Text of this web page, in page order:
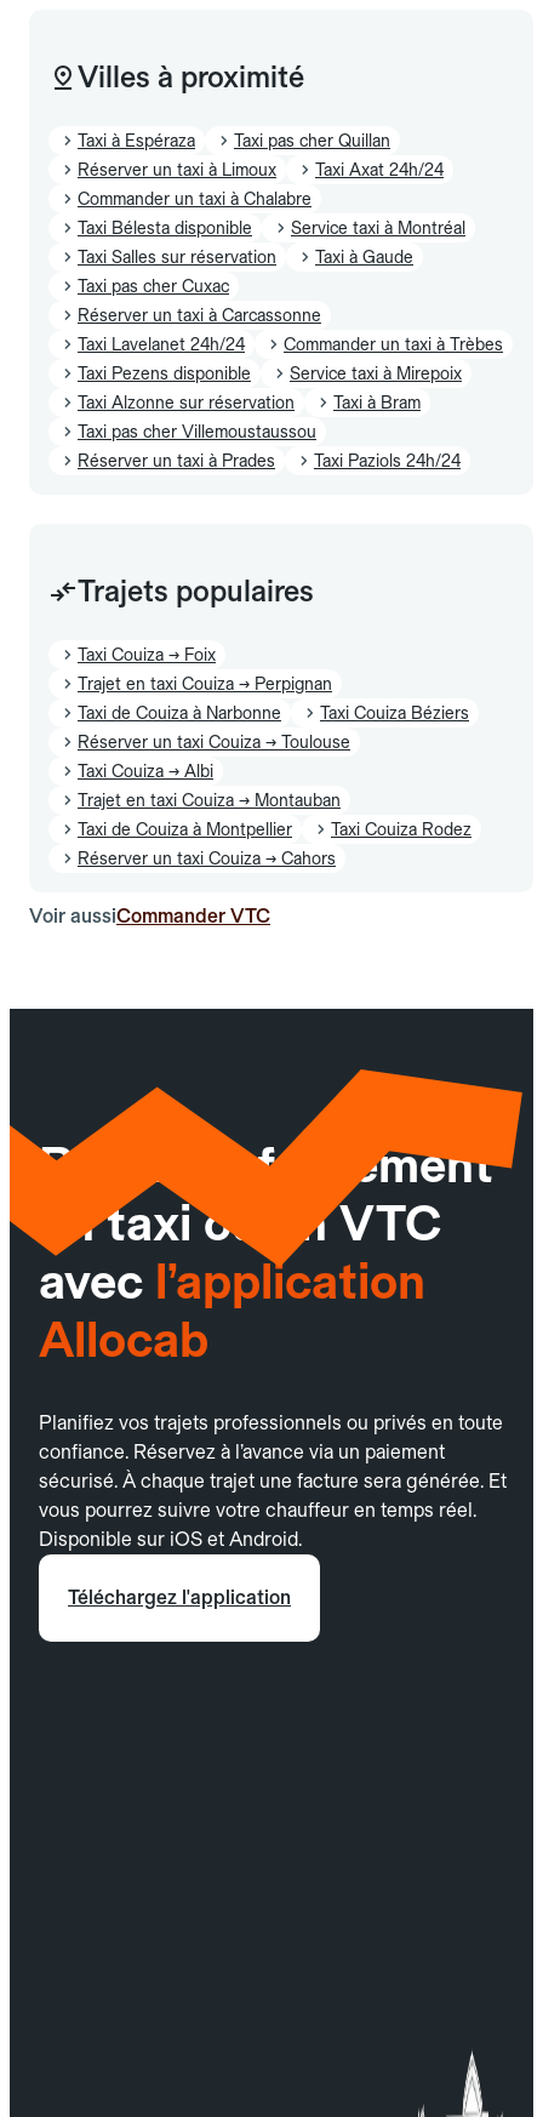
Villes à proximité
Taxi à Espéraza
Taxi pas cher Quillan
Réserver un taxi à Limoux
Taxi Axat 24h/24
Commander un taxi à Chalabre
Taxi Bélesta disponible
Service taxi à Montréal
Taxi Salles sur réservation
Taxi à Gaude
Taxi pas cher Cuxac
Réserver un taxi à Carcassonne
Taxi Lavelanet 24h/24
Commander un taxi à Trèbes
Taxi Pezens disponible
Service taxi à Mirepoix
Taxi Alzonne sur réservation
Taxi à Bram
Taxi pas cher Villemoustaussou
Réserver un taxi à Prades
Taxi Paziols 24h/24
Trajets populaires
Taxi Couiza → Foix
Trajet en taxi Couiza → Perpignan
Taxi de Couiza à Narbonne
Taxi Couiza Béziers
Réserver un taxi Couiza → Toulouse
Taxi Couiza → Albi
Trajet en taxi Couiza → Montauban
Taxi de Couiza à Montpellier
Taxi Couiza Rodez
Réserver un taxi Couiza → Cahors
Voir aussiCommander VTC
Réservez facilement
un taxi ou un VTC
avec l’application
Allocab
Planifiez vos trajets professionnels ou privés en toute
confiance. Réservez à l’avance via un paiement
sécurisé. À chaque trajet une facture sera générée. Et
vous pourrez suivre votre chauffeur en temps réel.
Disponible sur iOS et Android.
Téléchargez l'application